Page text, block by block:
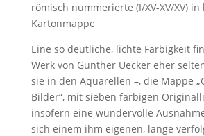
römisch nummerierte (I/XV-XV/XV)
Kartonmappe
Eine so deutliche, lichte Farbigkeit
Werk von Günther Uecker eher
sie in den Aquarellen –, die Mappe
Bilder“, mit sieben farbigen
insofern eine wundervolle
sich einem ihm eigenen, lange